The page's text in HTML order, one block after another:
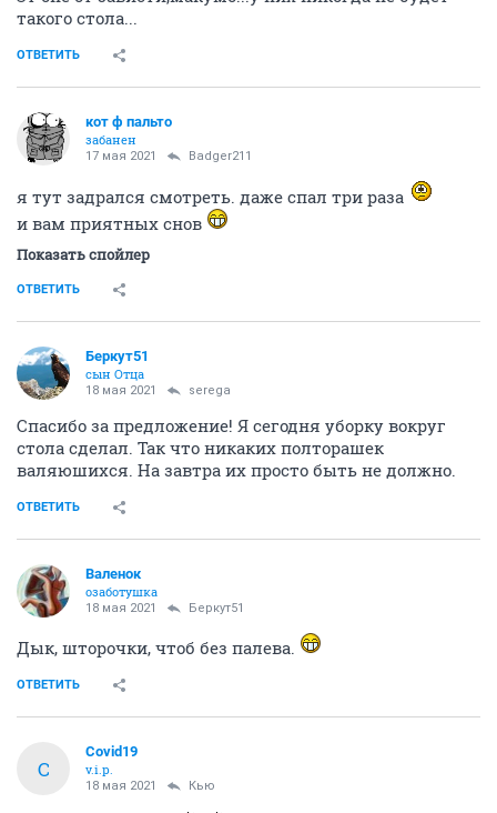
такого стола...
ОТВЕТИТЬ
кот ф пальто
забанен
17 мая 2021 Badger211
я тут задрался смотреть. даже спал три раза
и вам приятных снов
Показать спойлер
ОТВЕТИТЬ
Беркут51
сын Отца
18 мая 2021 serega
Спасибо за предложение! Я сегодня уборку вокруг
стола сделал. Так что никаких полторашек
валяюшихся. На завтра их просто быть не должно.
ОТВЕТИТЬ
Валенок
озаботушка
18 мая 2021 Беркут51
Дык, шторочки, чтоб без палева.
ОТВЕТИТЬ
C
Covid19
v.i.p.
18 мая 2021 Кью